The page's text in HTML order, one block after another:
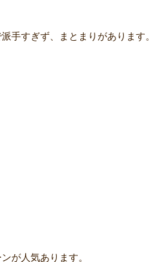
手すぎず、まとまりがあります。
が人気あります。